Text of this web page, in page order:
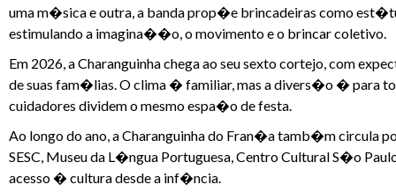
uma m�sica e outra, a banda prop�e brincadeiras como
estimulando a imagina��o, o movimento e o brincar coletivo.
Em 2026, a Charanguinha chega ao seu sexto cortejo, com
de suas fam�lias. O clima � familiar, mas a divers�o � para
cuidadores dividem o mesmo espa�o de festa.
Ao longo do ano, a Charanguinha do Fran�a tamb�m
SESC, Museu da L�ngua Portuguesa, Centro Cultural S�o
acesso � cultura desde a inf�ncia.